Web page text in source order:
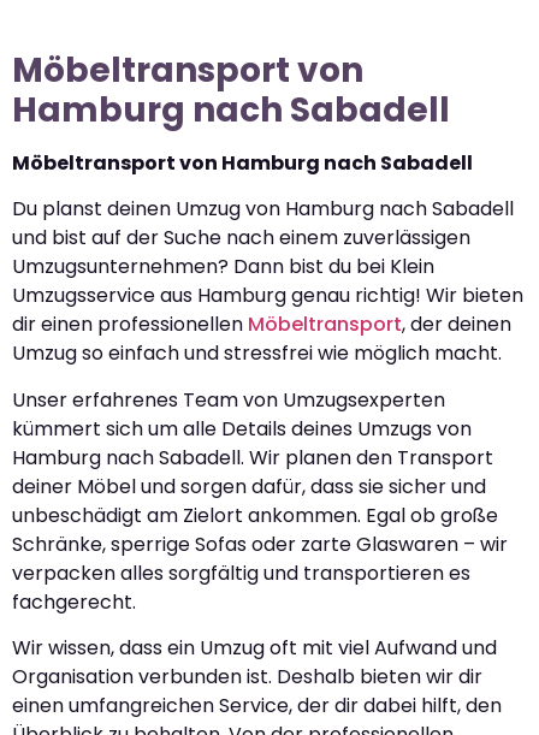
Möbeltransport von
Hamburg nach Sabadell
Möbeltransport von Hamburg nach Sabadell
Du planst deinen Umzug von Hamburg nach Sabadell
und bist auf der Suche nach einem zuverlässigen
Umzugsunternehmen? Dann bist du bei Klein
Umzugsservice aus Hamburg genau richtig! Wir bieten
dir einen professionellen Möbeltransport, der deinen
Umzug so einfach und stressfrei wie möglich macht.
Unser erfahrenes Team von Umzugsexperten
kümmert sich um alle Details deines Umzugs von
Hamburg nach Sabadell. Wir planen den Transport
deiner Möbel und sorgen dafür, dass sie sicher und
unbeschädigt am Zielort ankommen. Egal ob große
Schränke, sperrige Sofas oder zarte Glaswaren – wir
verpacken alles sorgfältig und transportieren es
fachgerecht.
Wir wissen, dass ein Umzug oft mit viel Aufwand und
Organisation verbunden ist. Deshalb bieten wir dir
einen umfangreichen Service, der dir dabei hilft, den